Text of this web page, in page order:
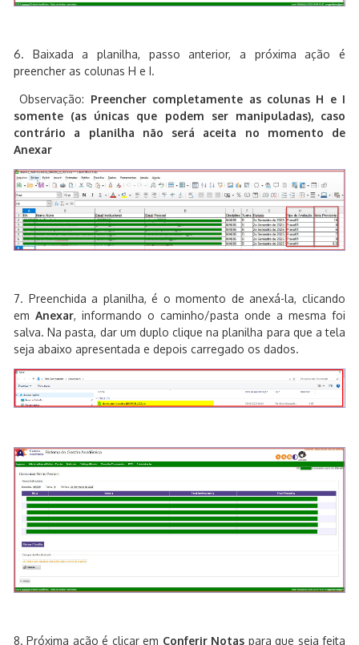
6. Baixada a planilha, passo anterior, a próxima ação é
preencher as colunas H e I.
Observação: Preencher completamente as colunas H e I
somente (as únicas que podem ser manipuladas), caso
contrário a planilha não será aceita no momento de
Anexar
7. Preenchida a planilha, é o momento de anexá-la, clicando
em Anexar, informando o caminho/pasta onde a mesma foi
salva. Na pasta, dar um duplo clique na planilha para que a tela
seja abaixo apresentada e depois carregado os dados.
8. Próxima ação é clicar em Conferir Notas para que seja feita